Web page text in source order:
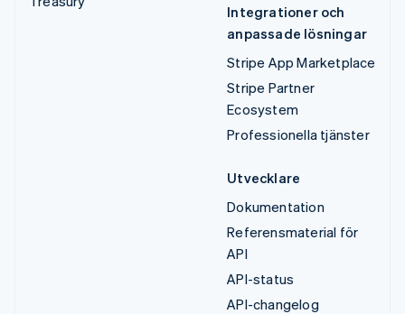
Integrationer och
anpassade lösningar
Stripe App Marketplace
Stripe Partner
Ecosystem
Professionella tjänster
Utvecklare
Dokumentation
Referensmaterial för
API
API-status
API-changelog